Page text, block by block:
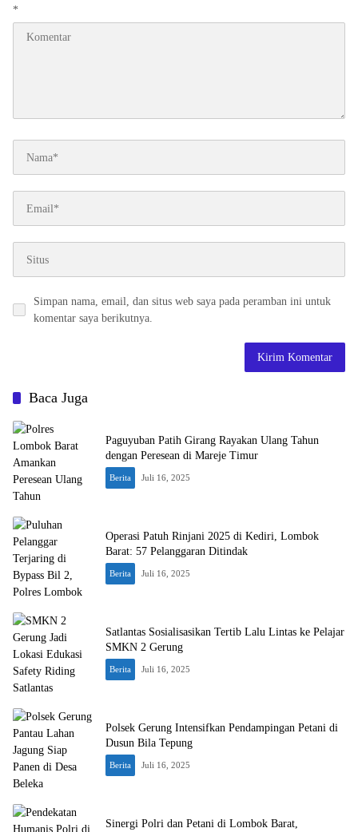
*
Simpan nama, email, dan situs web saya pada peramban ini untuk
komentar saya berikutnya.
Baca Juga
Paguyuban Patih Girang Rayakan Ulang Tahun
dengan Peresean di Mareje Timur
Berita Juli 16, 2025
Operasi Patuh Rinjani 2025 di Kediri, Lombok
Barat: 57 Pelanggaran Ditindak
Berita Juli 16, 2025
Satlantas Sosialisasikan Tertib Lalu Lintas ke Pelajar
SMKN 2 Gerung
Berita Juli 16, 2025
Polsek Gerung Intensifkan Pendampingan Petani di
Dusun Bila Tepung
Berita Juli 16, 2025
Sinergi Polri dan Petani di Lombok Barat,